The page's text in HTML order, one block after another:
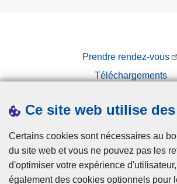
Ce site web utilise
Certains cookies sont nécessaires au
du site web et vous ne pouvez pas les
d'optimiser votre expérience
également des cookies optionnels pour
Prendre rendez-vous
Téléchargements